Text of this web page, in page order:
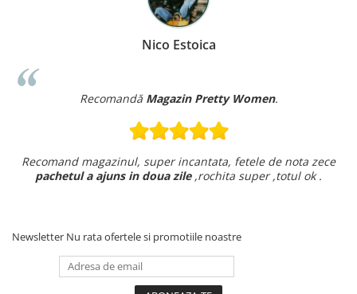
Nico Estoica
Recomandă Magazin Pretty Women.
Recomand magazinul, super incantata, fetele de nota zece
pachetul a ajuns in doua zile,rochita super ,totul ok .
Newsletter Nu rata ofertele si promotiile noastre